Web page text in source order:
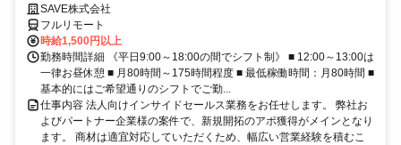
SAVE株式会社
フルリモート
時給1,500円以上
勤務時間詳細 《平日9:00～18:00の間でシフト制》 ■ 12:00～13:00は
一律お昼休憩 ■ 月80時間～175時間程度 ■ 最低稼働時間：月80時間 ■
基本的にはご希望通りのシフトでご勤...
仕事内容 法人向けインサイドセールス業務をお任せします。 弊社お
よびパートナー企業様の案件で、新規開拓のアポ獲得がメインとなり
ます。 商材は適宜対応していただくため、幅広い営業経験を積むこ